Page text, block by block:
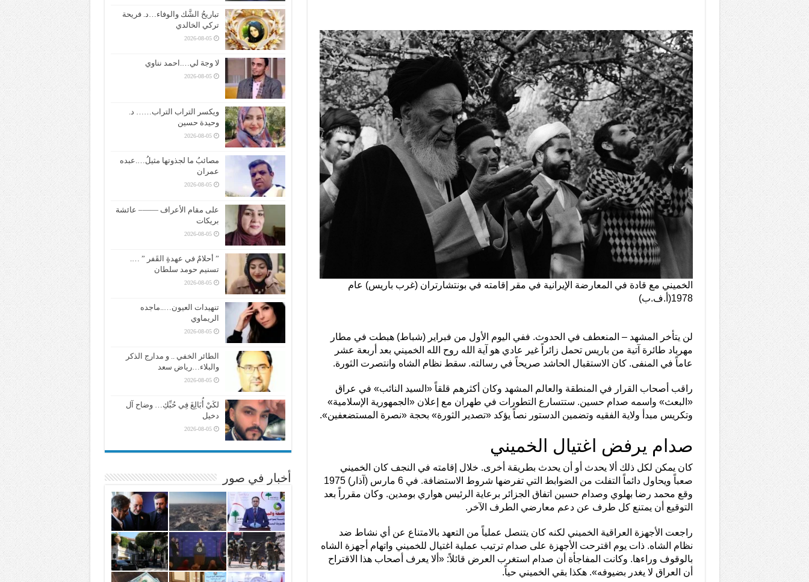
الخميني مع قادة في المعارضة الإيرانية في مقر إقامته في بونتشارتران (غرب باريس) عام
1978(أ.ف.ب)
لن يتأخر المشهد – المنعطف في الحدوث. ففي اليوم الأول من فبراير (شباط) هبطت في مطار
مهرباد طائرة آتية من باريس تحمل زائراً غير عادي هو آية الله روح الله الخميني بعد أربعة عشر
عاماً في المنفى. كان الاستقبال الحاشد صريحاً في رسالته. سقط نظام الشاه وانتصرت الثورة.
راقب أصحاب القرار في المنطقة والعالم المشهد وكان أكثرهم قلقاً «السيد النائب» في عراق
«البعث» واسمه صدام حسين. ستتسارع التطورات في طهران مع إعلان «الجمهورية الإسلامية»
وتكريس مبدأ ولاية الفقيه وتضمين الدستور نصاً يؤكد «تصدير الثورة» بحجة «نصرة المستضعفين».
صدام يرفض اغتيال الخميني
كان يمكن لكل ذلك ألا يحدث أو أن يحدث بطريقة أخرى. خلال إقامته في النجف كان الخميني
صعباً ويحاول دائماً التفلت من الضوابط التي تفرضها شروط الاستضافة. في 6 مارس (آذار) 1975
وقع محمد رضا بهلوي وصدام حسين اتفاق الجزائر برعاية الرئيس هواري بومدين. وكان مقرراً بعد
التوقيع أن يمتنع كل طرف عن دعم معارضي الطرف الآخر.
راجعت الأجهزة العراقية الخميني لكنه كان يتنصل عملياً من التعهد بالامتناع عن أي نشاط ضد
نظام الشاه. ذات يوم اقترحت الأجهزة على صدام ترتيب عملية اغتيال للخميني واتهام أجهزة الشاه
بالوقوف وراءها. وكانت المفاجأة أن صدام استغرب العرض قائلاً: «ألا يعرف أصحاب هذا الاقتراح
أن العراق لا يغدر بضيوفه». هكذا بقي الخميني حياً.
تباريحُ الشَّك والوفاء…د. فريحة
تركي الخالدي
2026-08-05
لا وجهَ لي….احمد نناوي
2026-08-05
ويكسر التراب التراب…… د.
وحيدة حسين
2026-08-05
مصائبُ ما لجذوتها مثيلُ….عبده
عمران
2026-08-05
على مقام الأعراف ——– عائشة
بريكات
2026-08-05
” أحلامٌ في عهدةِ القَفر ” ….
تسنيم حومد سلطان
2026-08-05
تنهيدات العيون…..ماجده
الريماوي
2026-08-05
الطائر الخفي .. و مدارج الذكر
والبلاء…رياض سعد
2026-08-05
لكَيْ أُبَالِغَ فِي حُبِّكِ… وضاح آل
دخيل
2026-08-05
أخبار في صور